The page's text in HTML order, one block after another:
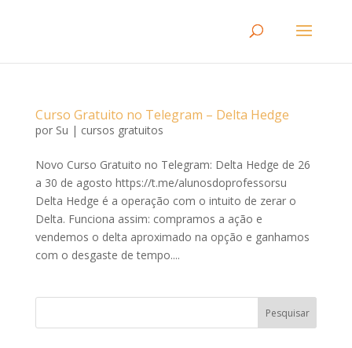
Curso Gratuito no Telegram – Delta Hedge
por Su | cursos gratuitos
Novo Curso Gratuito no Telegram: Delta Hedge de 26
a 30 de agosto https://t.me/alunosdoprofessorsu
Delta Hedge é a operação com o intuito de zerar o
Delta. Funciona assim: compramos a ação e
vendemos o delta aproximado na opção e ganhamos
com o desgaste de tempo....